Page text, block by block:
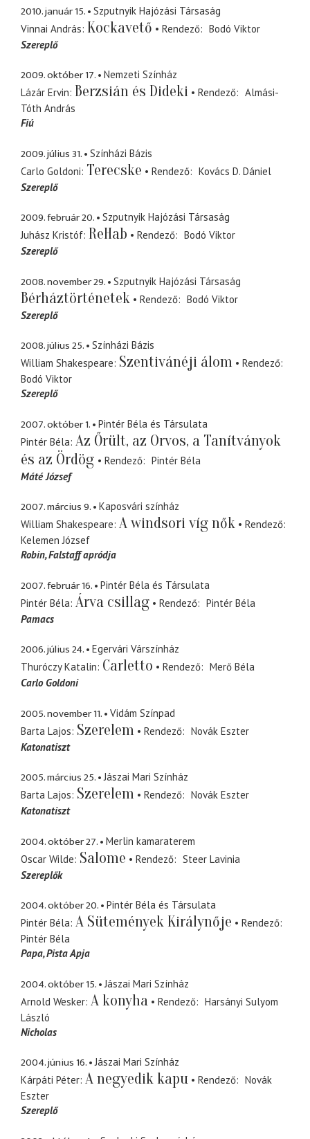
2010. január 15.
Szputnyik Hajózási Társaság
Vinnai András Kockavető Rendező
Bodó Viktor
Szereplő
2009. október 17.
Nemzeti Színház
Lázár Ervin Berzsián és Dideki Rendező
Almási-
Tóth András
Fiú
2009. július 31.
Színházi Bázis
Carlo Goldoni Terecske Rendező
Kovács D. Dániel
Szereplő
2009. február 20.
Szputnyik Hajózási Társaság
Juhász Kristóf ReHab Rendező
Bodó Viktor
Szereplő
2008. november 29. Szputnyik Hajózási Társaság
Bérháztörténetek Rendező
Bodó Viktor
Szereplő
2008. július 25.
Színházi Bázis
William Shakespeare Szentivánéji álom
Rendező
Bodó Viktor
Szereplő
2007. október 1.
Pintér Béla és Társulata
Pintér Béla Az Őrült, az Orvos, a Tanítványok
és az Ördög
Rendező
Pintér Béla
Máté József
2007. március 9.
Kaposvári színház
William Shakespeare A windsori víg nők
Rendező
Kelemen József
Robin Falstaff apródja
2007. február 16.
Pintér Béla és Társulata
Pintér Béla Árva csillag Rendező
Pintér Béla
Pamacs
2006. július 24.
Egervári Várszínház
Thuróczy Katalin Carletto Rendező
Merő Béla
Carlo Goldoni
2005. november 11.
Vidám Színpad
Barta Lajos Szerelem Rendező
Novák Eszter
Katonatiszt
2005. március 25.
Jászai Mari Színház
Barta Lajos Szerelem Rendező
Novák Eszter
Katonatiszt
2004. október 27.
Merlin kamaraterem
Oscar Wilde Salome Rendező
Steer Lavinia
Szereplők
2004. október 20.
Pintér Béla és Társulata
Pintér Béla A Sütemények Királynője
Rendező
Pintér Béla
Papa Pista Apja
2004. október 15.
Jászai Mari Színház
Arnold Wesker A konyha Rendező
Harsányi Sulyom
László
Nicholas
2004. június 16.
Jászai Mari Színház
Kárpáti Péter A negyedik kapu Rendező
Novák
Eszter
Szereplő